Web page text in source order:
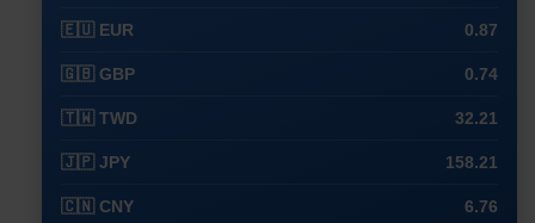
🇪🇺 EUR 0.87
🇬🇧 GBP 0.74
🇹🇼 TWD 32.21
🇯🇵 JPY 158.21
🇨🇳 CNY 6.76